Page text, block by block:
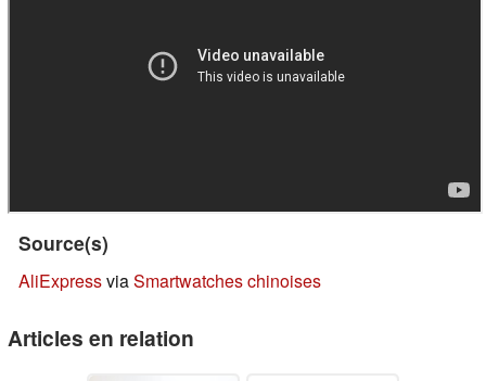
Source(s)
AliExpressviaSmartwatches chinoises
Articles en relation